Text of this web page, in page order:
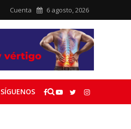
Cuenta 6 agosto, 2026
SÍGUENOS